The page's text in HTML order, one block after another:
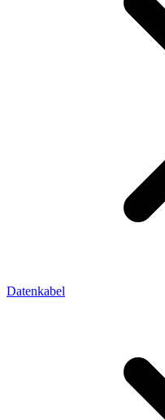
Datenkabel